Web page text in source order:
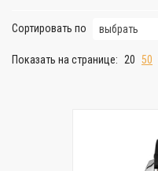
Сортировать по выбрать
Показать на странице: 20 50